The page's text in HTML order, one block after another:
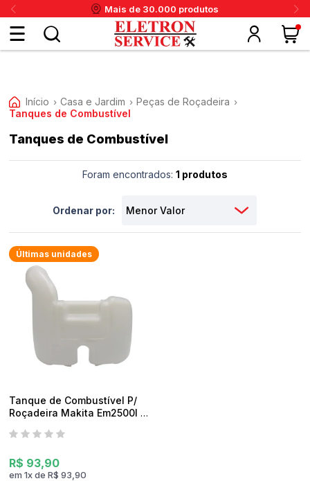
Mais de 30.000 produtos
Meus
PanexKrups TaiffFaetDanevaEletrolux
Início › Casa e Jardim › Peças de Roçadeira ›
Tanques de Combustível
Tanques de Combustível
Foram encontrados: 1 produtos
Ordenar por:
Últimas unidades
Tanque de Combustível P/
Roçadeira Makita Em2500l e
R$ 93,90
em1xdeR$ 93,90